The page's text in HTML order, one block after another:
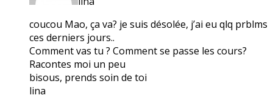
coucou Mao, ça va? je suis désolée, j’ai eu qlq prblms
ces derniers jours..
Comment vas tu ? Comment se passe les cours?
Racontes moi un peu
bisous, prends soin de toi
lina